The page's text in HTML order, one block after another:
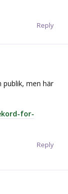
Reply
publik, men här
for-
Reply